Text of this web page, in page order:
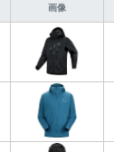
画像